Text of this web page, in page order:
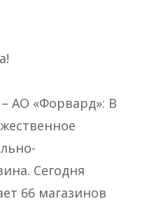
АО «Форвард»: В
Сегодня
66 магазинов